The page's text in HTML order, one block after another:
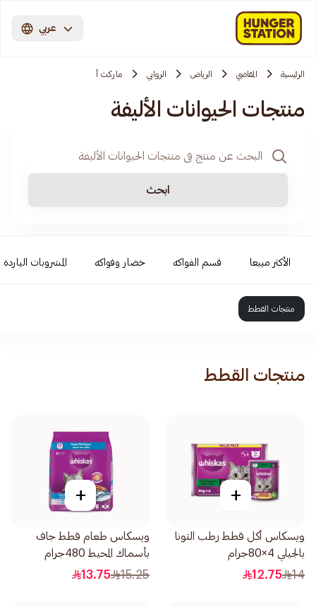
عربي
الرئيسية المقاضي الرياض الروابي ماركت أ
منتجات الحيوانات الأليفة
ابحث
الأكثر مبيعا قسم الفواكه خضار وفواكه المشروبات الباردة
منتجات القطط
منتجات القطط
+
ويسكاس أكل قطط رطب التونا
بالجيلي 4×80جرام
14
12.75
+
ويسكاس طعام قطط جاف
بأسماك المحيط 480جرام
15.25
13.75